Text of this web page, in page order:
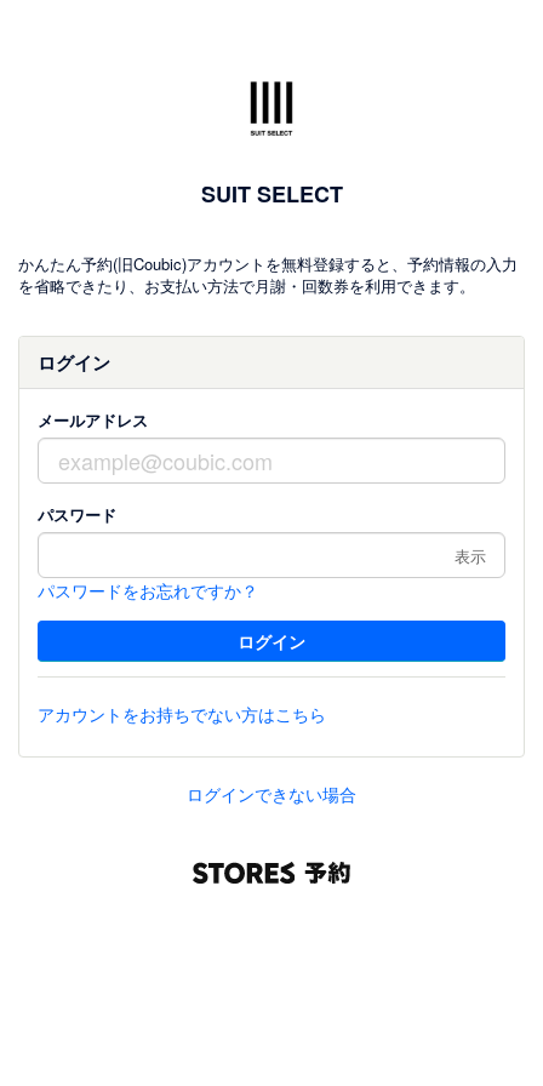
SUIT SELECT
かんたん予約(旧Coubic)アカウントを無料登録すると、予約情報の入力
を省略できたり、お支払い方法で月謝・回数券を利用できます。
ログイン
メールアドレス
パスワード
表示
パスワードをお忘れですか？
アカウントをお持ちでない方はこちら
ログインできない場合